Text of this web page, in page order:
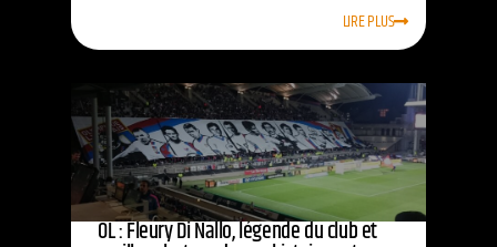
LIRE PLUS
OL : Fleury Di Nallo, légende du club et